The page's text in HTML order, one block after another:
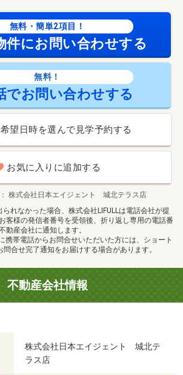
無料・簡単2項目！
件にお問い合わせする
無料！
でお問い合わせする
希望日時を選んで見学予約する
お気に入りに追加する
株式会社日本エイジェント 城北テラス店
れなかった場合、株式会社LIFULLは電話会社が提
客様の発信者番号を受領後、折り返し専用の電話番
動産会社に通知します。
携帯電話からお問合せいただいた方には、ショート
問合せ完了通知をお届けする場合があります。
不動産会社情報
株式会社日本エイジェント 城北テ
ラス店